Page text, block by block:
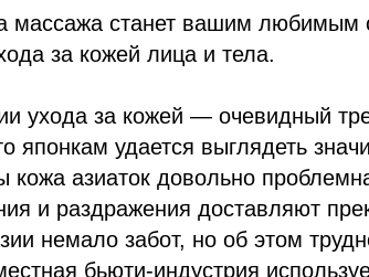
массажа станет вашим любимым
за кожей лица и тела.
ухода за кожей — очевидный
японкам удается выглядеть
кожа азиаток довольно
и раздражения доставляют
немало забот, но об этом
бьюти-индустрия